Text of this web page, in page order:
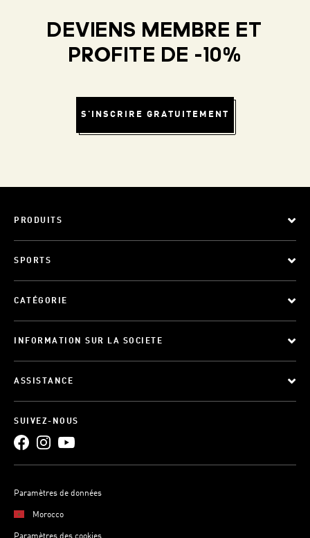
DEVIENS MEMBRE ET
PROFITE DE -10%
S'INSCRIRE GRATUITEMENT
PRODUITS
SPORTS
CATÉGORIE
INFORMATION SUR LA SOCIETE
ASSISTANCE
SUIVEZ-NOUS
Paramètres de données
Morocco